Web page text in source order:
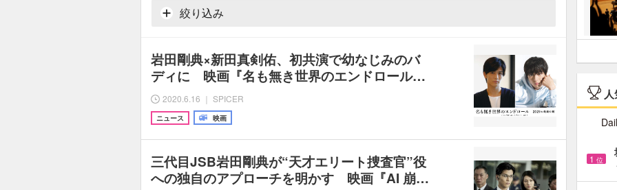
絞り込み
岩田剛典×新田真剣佑、初共演で幼なじみのバ
ディに 映画『名も無き世界のエンドロール…
2020.6.16 ｜ SPICER
ニュース 映画
三代目JSB岩田剛典が“天才エリート捜査官”役
への独自のアプローチを明かす 映画『AI 崩…
1 位